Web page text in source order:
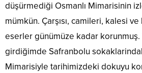
düşürmediği Osmanlı Mimarisinin
mümkün. Çarşısı, camileri, kalesi
eserler günümüze kadar korunmuş.
girdiğimde Safranbolu
Mimarisiyle tarihimizdeki dokuyu